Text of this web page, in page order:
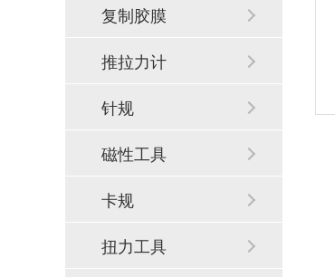
复制胶膜
推拉力计
针规
磁性工具
卡规
扭力工具